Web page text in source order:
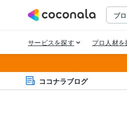
ココナラブログ